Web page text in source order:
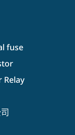
fuse
Relay